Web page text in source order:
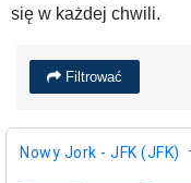
się w każdej chwili.
Filtrować
Nowy Jork - JFK (JFK)